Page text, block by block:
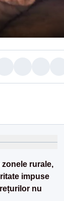
rurale,
impuse
nu